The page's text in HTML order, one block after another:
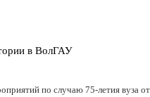
в ВолГАУ
по случаю 75-летия вуза